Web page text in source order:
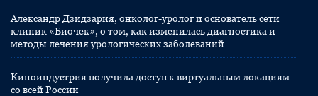
Александр Дзидзария, онколог-уролог и основатель сети
клиник «Биочек», о том, как изменилась диагностика и
методы лечения урологических заболеваний
Киноиндустрия получила доступ к виртуальным локациям
со всей России